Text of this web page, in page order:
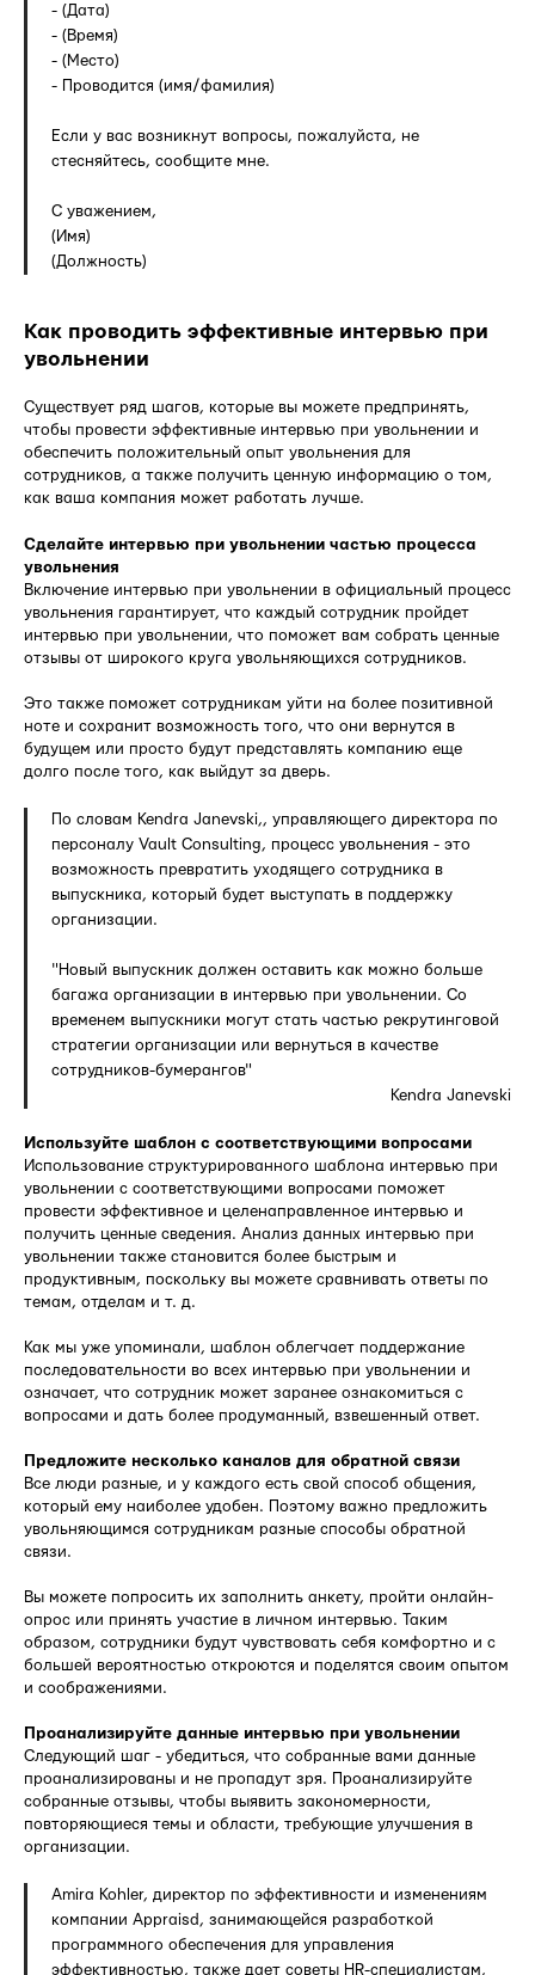
- (Дата)
- (Время)
- (Место)
- Проводится (имя/фамилия)
Если у вас возникнут вопросы, пожалуйста, не
стесняйтесь, сообщите мне.
С уважением,
(Имя)
(Должность)
Как проводить эффективные интервью при
увольнении
Существует ряд шагов, которые вы можете предпринять,
чтобы провести эффективные интервью при увольнении и
обеспечить положительный опыт увольнения для
сотрудников, а также получить ценную информацию о том,
как ваша компания может работать лучше.
Сделайте интервью при увольнении частью процесса
увольнения
Включение интервью при увольнении в официальный процесс
увольнения гарантирует, что каждый сотрудник пройдет
интервью при увольнении, что поможет вам собрать ценные
отзывы от широкого круга увольняющихся сотрудников.
Это также поможет сотрудникам уйти на более позитивной
ноте и сохранит возможность того, что они вернутся в
будущем или просто будут представлять компанию еще
долго после того, как выйдут за дверь.
По словам Kendra Janevski,, управляющего директора по
персоналу Vault Consulting, процесс увольнения - это
возможность превратить уходящего сотрудника в
выпускника, который будет выступать в поддержку
организации.
"Новый выпускник должен оставить как можно больше
багажа организации в интервью при увольнении. Со
временем выпускники могут стать частью рекрутинговой
стратегии организации или вернуться в качестве
сотрудников-бумерангов"
Kendra Janevski
Используйте шаблон с соответствующими вопросами
Использование структурированного шаблона интервью при
увольнении с соответствующими вопросами поможет
провести эффективное и целенаправленное интервью и
получить ценные сведения. Анализ данных интервью при
увольнении также становится более быстрым и
продуктивным, поскольку вы можете сравнивать ответы по
темам, отделам и т. д.
Как мы уже упоминали, шаблон облегчает поддержание
последовательности во всех интервью при увольнении и
означает, что сотрудник может заранее ознакомиться с
вопросами и дать более продуманный, взвешенный ответ.
Предложите несколько каналов для обратной связи
Все люди разные, и у каждого есть свой способ общения,
который ему наиболее удобен. Поэтому важно предложить
увольняющимся сотрудникам разные способы обратной
связи.
Вы можете попросить их заполнить анкету, пройти онлайн-
опрос или принять участие в личном интервью. Таким
образом, сотрудники будут чувствовать себя комфортно и с
большей вероятностью откроются и поделятся своим опытом
и соображениями.
Проанализируйте данные интервью при увольнении
Следующий шаг - убедиться, что собранные вами данные
проанализированы и не пропадут зря. Проанализируйте
собранные отзывы, чтобы выявить закономерности,
повторяющиеся темы и области, требующие улучшения в
организации.
Amira Kohler, директор по эффективности и изменениям
компании Appraisd, занимающейся разработкой
программного обеспечения для управления
эффективностью, также дает советы HR-специалистам,